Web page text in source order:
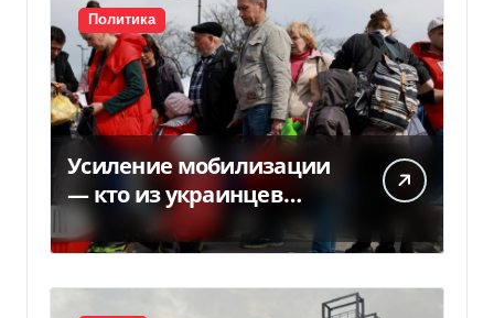
Политика
Усиление мобилизации
— кто из украинцев
потеряет право на
временную защиту в ЕС